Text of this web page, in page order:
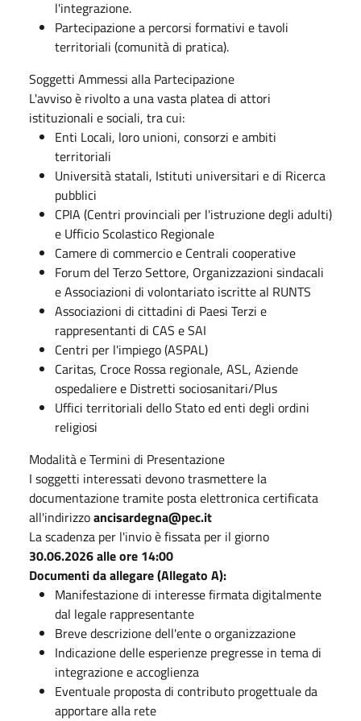
l'integrazione.
Partecipazione a percorsi formativi e tavoli
territoriali (comunità di pratica).
Soggetti Ammessi alla Partecipazione
L'avviso è rivolto a una vasta platea di attori
istituzionali e sociali, tra cui:
Enti Locali, loro unioni, consorzi e ambiti
territoriali
Università statali, Istituti universitari e di Ricerca
pubblici
CPIA (Centri provinciali per l'istruzione degli adulti)
e Ufficio Scolastico Regionale
Camere di commercio e Centrali cooperative
Forum del Terzo Settore, Organizzazioni sindacali
e Associazioni di volontariato iscritte al RUNTS
Associazioni di cittadini di Paesi Terzi e
rappresentanti di CAS e SAI
Centri per l'impiego (ASPAL)
Caritas, Croce Rossa regionale, ASL, Aziende
ospedaliere e Distretti sociosanitari/Plus
Uffici territoriali dello Stato ed enti degli ordini
religiosi
Modalità e Termini di Presentazione
I soggetti interessati devono trasmettere la
documentazione tramite posta elettronica certificata
all'indirizzoancisardegna@pec.it
La scadenza per l'invio è fissata per il giorno
30.06.2026 alle ore 14:00
Documenti da allegare (Allegato A):
Manifestazione di interesse firmata digitalmente
dal legale rappresentante
Breve descrizione dell'ente o organizzazione
Indicazione delle esperienze pregresse in tema di
integrazione e accoglienza
Eventuale proposta di contributo progettuale da
apportare alla rete